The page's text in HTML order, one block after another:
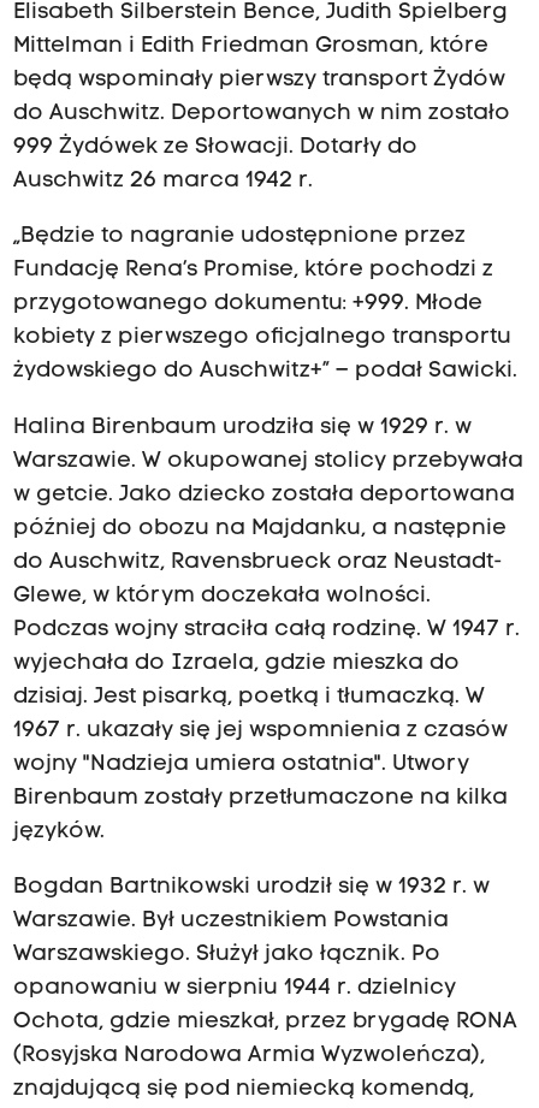
Elisabeth Silberstein Bence, Judith Spielberg
Mittelman i Edith Friedman Grosman, które
będą wspominały pierwszy transport Żydów
do Auschwitz. Deportowanych w nim zostało
999 Żydówek ze Słowacji. Dotarły do
Auschwitz 26 marca 1942 r.
„Będzie to nagranie udostępnione przez
Fundację Rena’s Promise, które pochodzi z
przygotowanego dokumentu: +999. Młode
kobiety z pierwszego oficjalnego transportu
żydowskiego do Auschwitz+” – podał Sawicki.
Halina Birenbaum urodziła się w 1929 r. w
Warszawie. W okupowanej stolicy przebywała
w getcie. Jako dziecko została deportowana
później do obozu na Majdanku, a następnie
do Auschwitz, Ravensbrueck oraz Neustadt-
Glewe, w którym doczekała wolności.
Podczas wojny straciła całą rodzinę. W 1947 r.
wyjechała do Izraela, gdzie mieszka do
dzisiaj. Jest pisarką, poetką i tłumaczką. W
1967 r. ukazały się jej wspomnienia z czasów
wojny "Nadzieja umiera ostatnia". Utwory
Birenbaum zostały przetłumaczone na kilka
języków.
Bogdan Bartnikowski urodził się w 1932 r. w
Warszawie. Był uczestnikiem Powstania
Warszawskiego. Służył jako łącznik. Po
opanowaniu w sierpniu 1944 r. dzielnicy
Ochota, gdzie mieszkał, przez brygadę RONA
(Rosyjska Narodowa Armia Wyzwoleńcza),
znajdującą się pod niemiecką komendą,